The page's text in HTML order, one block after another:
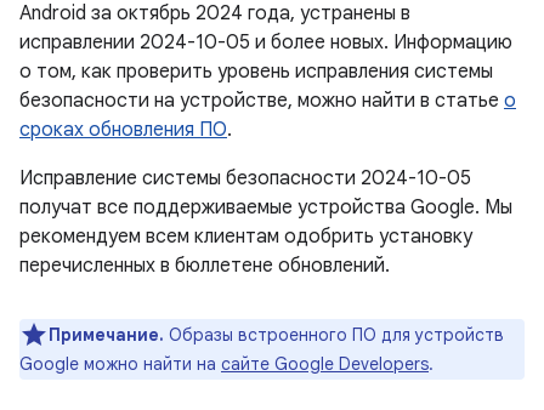
Android за октябрь 2024 года, устранены в
исправлении 2024-10-05 и более новых. Информацию
о том, как проверить уровень исправления системы
безопасности на устройстве, можно найти в статье о
сроках обновления ПО.
Исправление системы безопасности 2024-10-05
получат все поддерживаемые устройства Google. Мы
рекомендуем всем клиентам одобрить установку
перечисленных в бюллетене обновлений.
Примечание. Образы встроенного ПО для устройств
Google можно найти на сайте Google Developers.